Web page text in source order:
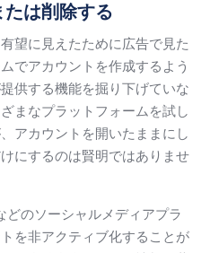
は削除する
望に見えたために広告で見た
でアカウントを作成するよう
供する機能を掘り下げていな
まなプラットフォームを試し
アカウントを開いたままにし
にするのは賢明ではありませ
のソーシャルメディアプラ
を非アクティブ化することが